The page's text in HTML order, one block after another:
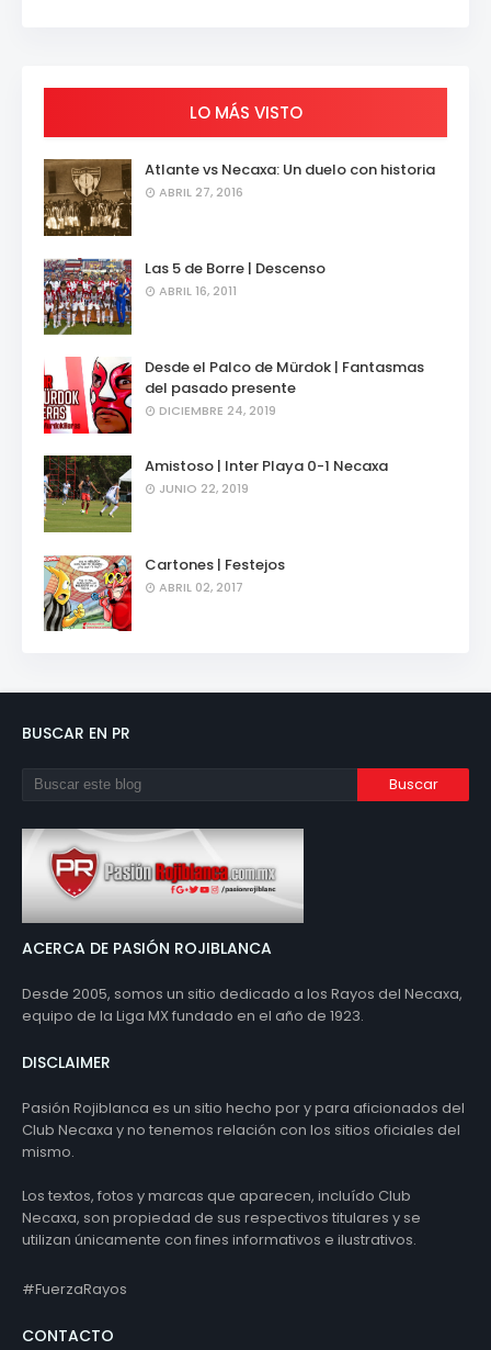
LO MÁS VISTO
Atlante vs Necaxa: Un duelo con historia
ABRIL 27, 2016
Las 5 de Borre | Descenso
ABRIL 16, 2011
Desde el Palco de Mürdok | Fantasmas
del pasado presente
DICIEMBRE 24, 2019
Amistoso | Inter Playa 0-1 Necaxa
JUNIO 22, 2019
Cartones | Festejos
ABRIL 02, 2017
BUSCAR EN PR
ACERCA DE PASIÓN ROJIBLANCA
Desde 2005, somos un sitio dedicado a los Rayos del Necaxa,
equipo de la Liga MX fundado en el año de 1923.
DISCLAIMER
Pasión Rojiblanca es un sitio hecho por y para aficionados del
Club Necaxa y no tenemos relación con los sitios oficiales del
mismo.
Los textos, fotos y marcas que aparecen, incluído Club
Necaxa, son propiedad de sus respectivos titulares y se
utilizan únicamente con fines informativos e ilustrativos.
#FuerzaRayos
CONTACTO